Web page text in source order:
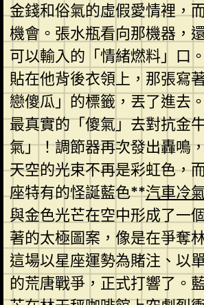
金錢和俗氣的虛假愛情裡，
機會。張水瓶看向那機器，
可以輸入的「情緒燃料」口
貼在他背後衣領上，那張寫
戀傻瓜」的標籤，丟了進去
最真實的「傻氣」去對抗金
氣」！調節器再次發出轟鳴
天空的光束不再是彩虹色，
座特有的怪誕藍色**汽車冷
與金色光芒在空中形成了一
著的太極圖案，像是在爭奪
這場以星座運勢為賭注、以
的荒唐戰爭，正式打響了。